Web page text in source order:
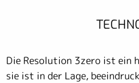
Die Resolution 3zero ist ein
sie ist in der Lage,